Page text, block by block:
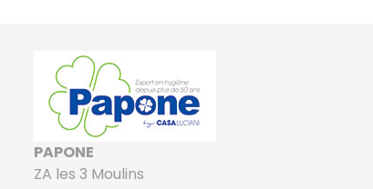
PAPONE
ZA les 3 Moulins